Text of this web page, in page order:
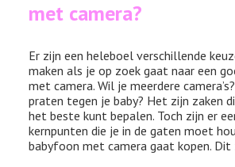
met camera?
Er zijn een heleboel verschillende
maken als je op zoek gaat naar een
met camera. Wil je meerdere
praten tegen je baby? Het zijn zaken
het beste kunt bepalen. Toch zijn er
kernpunten die je in de gaten moet
babyfoon met camera gaat kopen. Dit